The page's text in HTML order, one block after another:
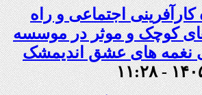
کارآفرینی اجتماعی و راه
کوچک و موثر در موسسه
نغمه های عشق اندیمشک